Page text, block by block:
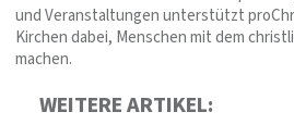
und Veranstaltungen unterstützt
Kirchen dabei, Menschen mit dem
machen.
WEITERE ARTIKEL: